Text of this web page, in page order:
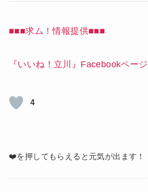
■■■求ム！情報提供■■■
『いいね！立川』Facebookペー
4
❤️を押してもらえると元気が出ます！